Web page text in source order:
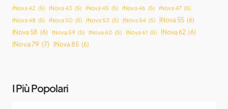
INova 42 (5) INova 43 (5) INova 45 (5) INova 46 (5) INova 47 (5)
INova 48 (5) INova 50 (5) INova 53 (5) INova 54 (5) INova 55 (6)
INova 58 (6) INova 59 (5) INova 60 (5) INova 61 (5) INova 62 (6)
INova 79 (7) INova 85 (6)
I Più Popolari